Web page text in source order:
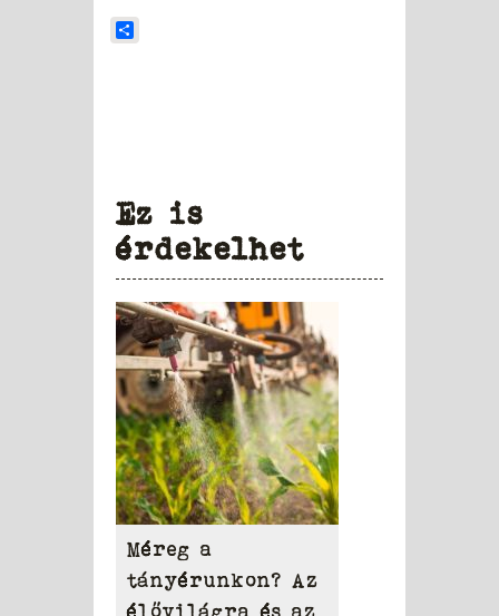
Ez is
érdekelhet
Méreg a
tányérunkon? Az